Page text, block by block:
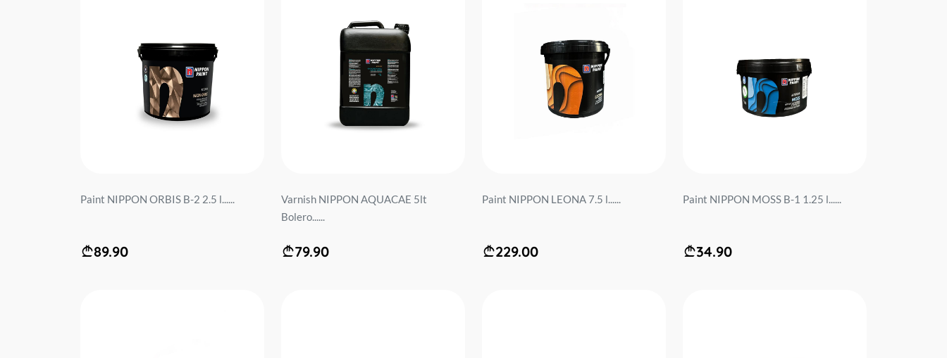
Paint NIPPON ORBIS B-2 2.5 l......
89.90
Varnish NIPPON AQUACAE 5lt
Bolero......
79.90
Paint NIPPON LEONA 7.5 l......
229.00
Paint NIPPON MOSS B-1 1.25 l......
34.90